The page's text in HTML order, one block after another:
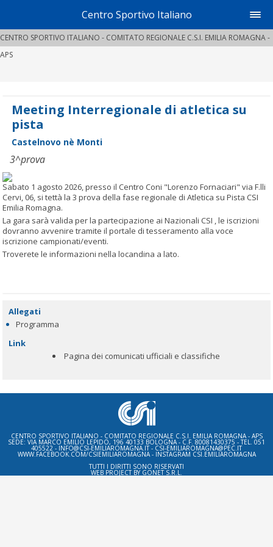
Centro Sportivo Italiano
CENTRO SPORTIVO ITALIANO - COMITATO REGIONALE C.S.I. EMILIA ROMAGNA -
APS
Meeting Interregionale di atletica su
pista
Castelnovo nè Monti
3^prova
Sabato 1 agosto 2026, presso il Centro Coni "Lorenzo Fornaciari" via F.lli
Cervi, 06, si tettà la 3 prova della fase regionale di Atletica su Pista CSI
Emilia Romagna.
La gara sarà valida per la partecipazione ai Nazionali CSI , le iscrizioni
dovranno avvenire tramite il portale di tesseramento alla voce
iscrizione campionati/eventi.
Troverete le informazioni nella locandina a lato.
Allegati
Programma
Link
Pagina dei comunicati ufficiali e classifiche
CENTRO SPORTIVO ITALIANO - COMITATO REGIONALE C.S.I. EMILIA ROMAGNA - APS
SEDE: VIA MARCO EMILIO LEPIDO, 196 40133 BOLOGNA - C.F. 80081430375 - TEL. 051
405522 - INFO@CSI-EMILIAROMAGNA.IT - CSI-EMILIAROMAGNA@PEC.IT
WWW.FACEBOOK.COM/CSIEMILIAROMAGNA - INSTAGRAM CSI.EMILIAROMAGNA
TUTTI I DIRITTI SONO RISERVATI
WEB PROJECT BY GONET S.R.L.